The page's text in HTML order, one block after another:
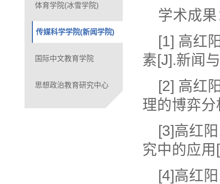
体育学院(冰雪学院)
传媒科学学院(新闻学院)
国际中文教育学院
思想政治教育研究中心
学术成
[1] 高红
素[J].新闻
[2] 高红
理的博弈
[3]高红
究中的应
[4]高红